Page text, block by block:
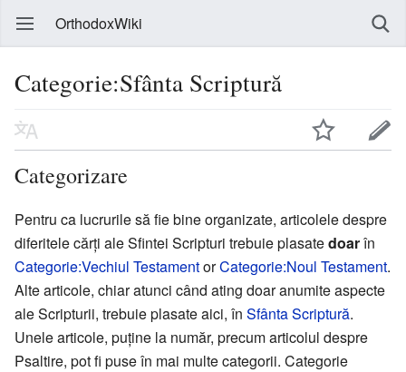
OrthodoxWiki
Categorie:Sfânta Scriptură
Categorizare
Pentru ca lucrurile să fie bine organizate, articolele despre
diferitele cărţi ale Sfintei Scripturi trebuie plasatedoarîn
Categorie:Vechiul TestamentorCategorie:Noul Testament.
Alte articole, chiar atunci când ating doar anumite aspecte
ale Scripturii, trebuie plasate aici, în Sfânta Scriptură.
Unele articole, puţine la număr, precum articolul despre
Psaltire, pot fi puse în mai multe categorii. Categorie